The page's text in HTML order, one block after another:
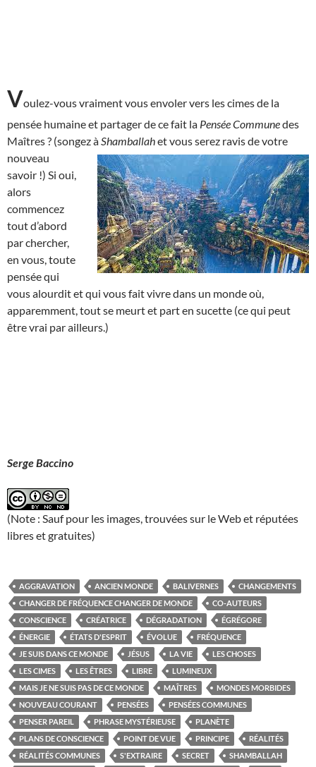
Voulez-vous vraiment vous envoler vers les cimes de la
pensée humaine et partager de ce fait la Pensée Communedes
Maîtres ? (songez à Shamballahetvous serez ravis de votre
nouveau
savoir !) Si oui,
alors
commencez
tout d’abord
par chercher,
en vous, toute
pensée qui
vous alourdit et qui vous fait vivre dans un monde où,
apparemment, tout se meurt et part en sucette (ce qui peut
être vrai par ailleurs.)
Serge Baccino
(Note : Sauf pour les images, trouvées sur le Web et réputées
libres et gratuites)
AGGRAVATION ANCIEN MONDE BALIVERNES
CHANGEMENTS
CHANGER DE FRÉQUENCE CHANGER DE MONDE
CO-AUTEURS
CONSCIENCE
CRÉATRICE DÉGRADATION
ÉGRÉGORE
ÉNERGIE
ÉTATS D'ESPRIT ÉVOLUE
FRÉQUENCE
JE SUIS DANS CE MONDE
JÉSUS LA VIE
LES CHOSES
LES CIMES
LES ÊTRES LIBRE
LUMINEUX
MAIS JE NE SUIS PAS DE CE MONDE
MAÎTRES
MONDES MORBIDES
NOUVEAU COURANT
PENSÉES
PENSÉES COMMUNES
PENSER PAREIL
PHRASE MYSTÉRIEUSE
PLANÈTE
PLANS DE CONSCIENCE
POINT DE VUE PRINCIPE
RÉALITÉS
RÉALITÉS COMMUNES
S'EXTRAIRE SECRET SHAMBALLAH